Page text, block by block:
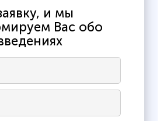
и мы
Вас обо